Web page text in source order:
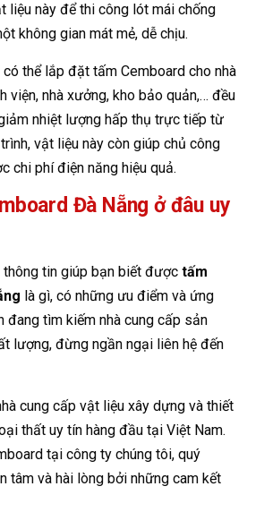
liệu này để thi công lót mái chống
không gian mát mẻ, dễ chịu.
thể lắp đặt tấm Cemboard cho nhà
viện, nhà xưởng, kho bảo quản,… đều
nhiệt lượng hấp thụ trực tiếp từ
vật liệu này còn giúp chủ công
chi phí điện năng hiệu quả.
Đà Nẵng ở đâu uy
thông tin giúp bạn biết được tấm
là gì, có những ưu điểm và ứng
đang tìm kiếm nhà cung cấp sản
lượng, đừng ngần ngại liên hệ đến
cung cấp vật liệu xây dựng và thiết
thất uy tín hàng đầu tại Việt Nam.
tại công ty chúng tôi, quý
tâm và hài lòng bởi những cam kết